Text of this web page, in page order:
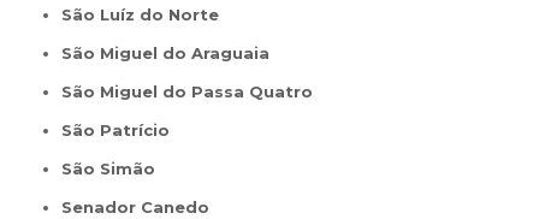
São Luíz do Norte
São Miguel do Araguaia
São Miguel do Passa Quatro
São Patrício
São Simão
Senador Canedo